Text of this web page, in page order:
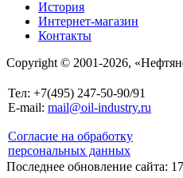
История
Интернет-магазин
Контакты
Copyright © 2001-2026,
Тел: +7(495) 247-50-90/91
E-mail: mail@oil-industry.ru
Согласие на обработку
персональных данных
Последнее обновление сайта: